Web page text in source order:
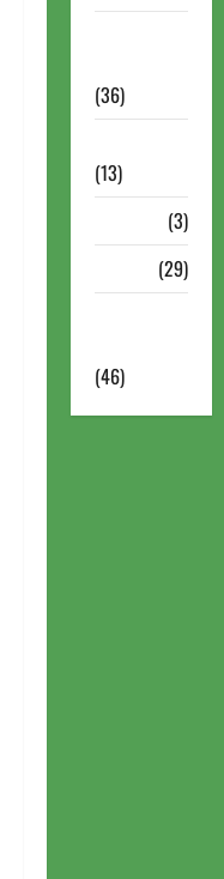
(36)
(13)
(3)
(29)
(46)